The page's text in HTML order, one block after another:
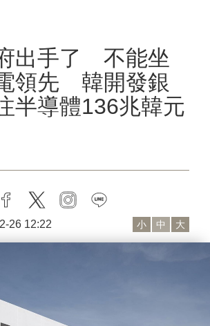
出手了 不能坐
領先 韓開發銀
半導體136兆韓元
facebook
twitter instagram
26 12:22 小 中 大